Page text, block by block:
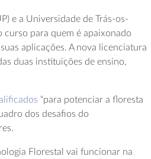
e a Universidade de Trás-os-
curso para quem é apaixonado
aplicações. A nova licenciatura
duas instituições de ensino,
“para potenciar a floresta
dos desafios do
Florestal vai funcionar na